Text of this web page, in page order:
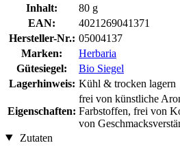
Inhalt:
80 g
EAN:
4021269041371
Hersteller-Nr.: 05004137
Marken:
Herbaria
Gütesiegel:
Bio Siegel
Lagerhinweis: Kühl & trocken lagern
Eigenschaften:
frei von künstliche
Farbstoffen, frei von
von
Zutaten